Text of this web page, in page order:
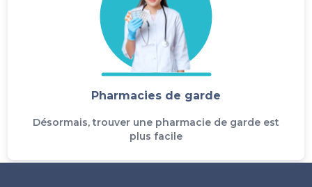
Pharmacies de garde
Désormais, trouver une pharmacie de garde est
plus facile